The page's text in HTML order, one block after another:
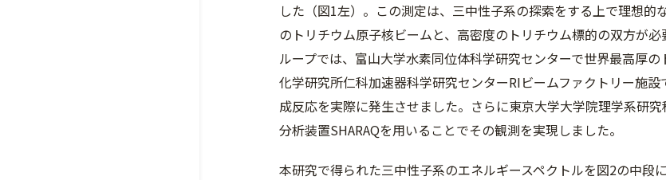
した（図1左）。この測定は、三中性子系の探索をする上で理想
のトリチウム原子核ビームと、高密度のトリチウム標的の双方が
ループでは、富山大学水素同位体科学研究センターで世界最高厚
化学研究所仁科加速器科学研究センターRIビームファクトリー施
成反応を実際に発生させました。さらに東京大学大学院理学系研
分析装置SHARAQを用いることでその観測を実現しました。
本研究で得られた三中性子系のエネルギースペクトルを図2の中